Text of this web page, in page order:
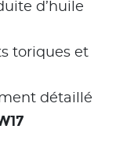
d’huile
toriques et
détaillé